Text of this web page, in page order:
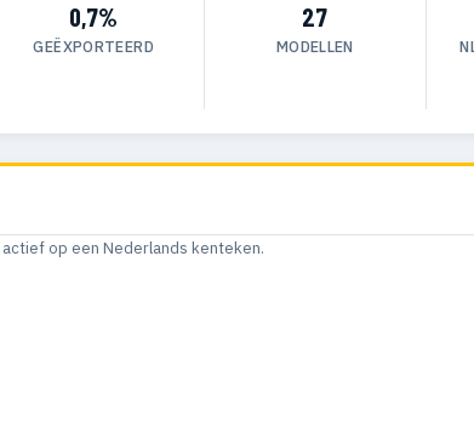
0,7%
GEËXPORTEERD
27
MODELLEN
op een Nederlands kenteken.